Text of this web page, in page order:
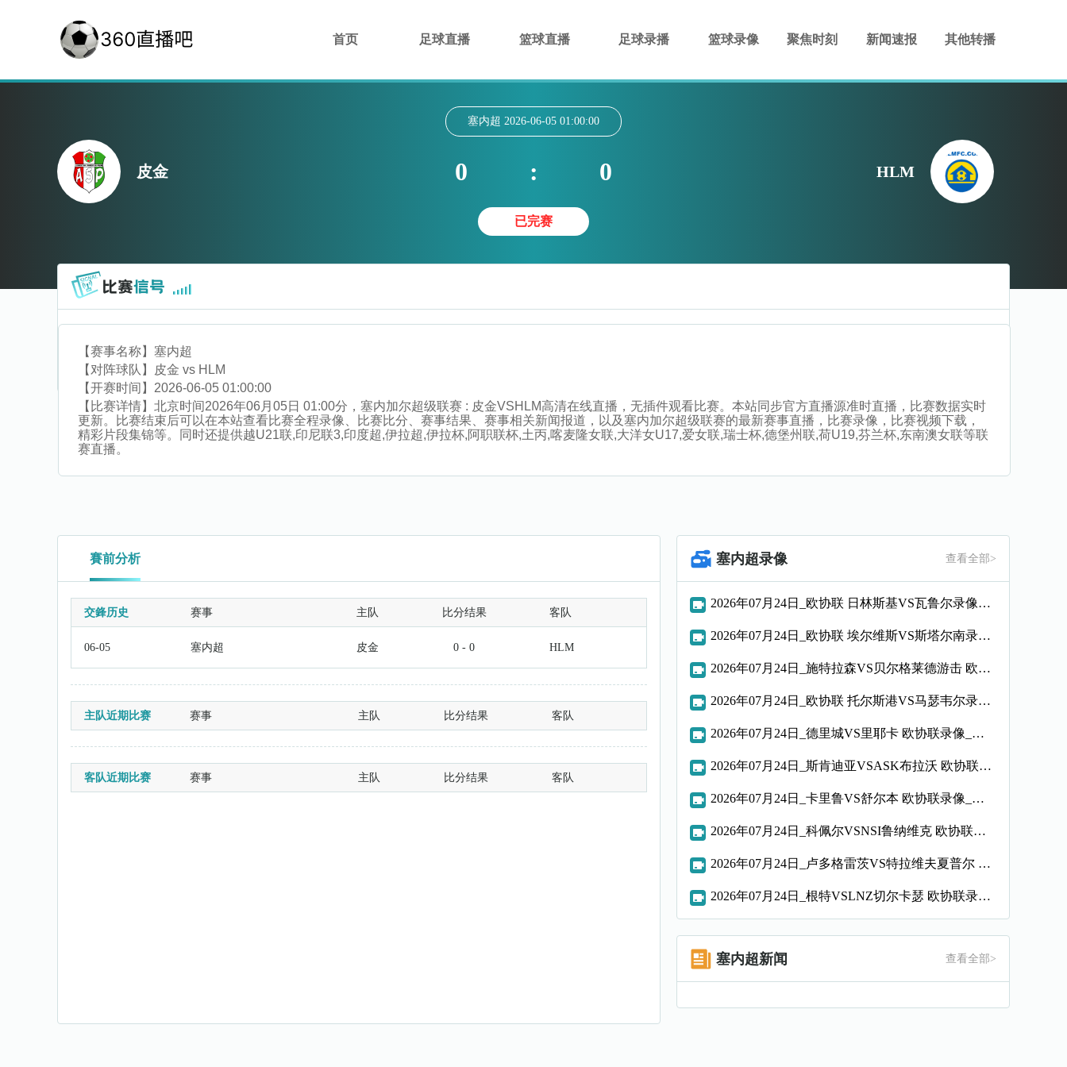
首页 足球直播 篮球直播 足球录播 篮球录像 聚焦时刻 新闻速报 其他转播
皮金
塞内超 2026-06-05 01:00:00
0 : 0
已完赛
HLM
【赛事名称】 塞内超
【对阵球队】
皮金 vs HLM
【开赛时间】 2026-06-05 01:00:00
【比赛详情】 北京时间2026年06月05日 01:00分，塞内加尔超级联赛 : 皮金VSHLM高清在线直播，无插件观看比赛。本站同步官方直播源准时直播，比赛数据实时
更新。比赛结束后可以在本站查看比赛全程录像、比赛比分、赛事结果、赛事相关新闻报道，以及塞内加尔超级联赛的最新赛事直播，比赛录像，比赛视频下载，
精彩片段集锦等。同时还提供越U21联,印尼联3,印度超,伊拉超,伊拉杯,阿职联杯,土丙,喀麦隆女联,大洋女U17,爱女联,瑞士杯,德堡州联,荷U19,芬兰杯,东南澳女联等联
赛直播。
賽前分析
交鋒历史 赛事 主队 比分结果 客队
06-05 塞内超 皮金 0 - 0 HLM
主队近期比赛 赛事 主队 比分结果 客队
客队近期比赛 赛事 主队 比分结果 客队
塞内超录像 查看全部>
2026年07月24日_欧协联 日林斯基VS瓦鲁尔录像_全场录像【高清回放】
2026年07月24日_欧协联 埃尔维斯VS斯塔尔南录像_高清录像【全场回放】
2026年07月24日_施特拉森VS贝尔格莱德游击 欧协联录像_全场录像【全场回放】
2026年07月24日_欧协联 托尔斯港VS马瑟韦尔录像_全场录像【高清回放】
2026年07月24日_德里城VS里耶卡 欧协联录像_全场录像【高清回放】
2026年07月24日_斯肯迪亚VSASK布拉沃 欧协联录像_高清录像【全场回放】
2026年07月24日_卡里鲁VS舒尔本 欧协联录像_高清录像【全场回放】
2026年07月24日_科佩尔VSNSI鲁纳维克 欧协联录像_全场录像【高清回放】
2026年07月24日_卢多格雷茨VS特拉维夫夏普尔 欧协联录像_高清录像【全场回放】
2026年07月24日_根特VSLNZ切尔卡瑟 欧协联录像_全场录像【高清回放】
塞内超新闻 查看全部>